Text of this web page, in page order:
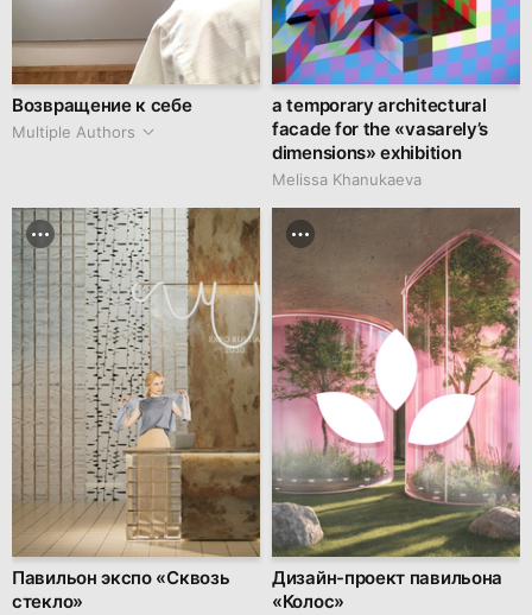
Возвращение к себе
Multiple Authors
a temporary architectural
facade for the «vasarely’s
dimensions» exhibition
Melissa Khanukaeva
Павильон экспо «Сквозь
стекло»
Дизайн-проект павильона
«Колос»